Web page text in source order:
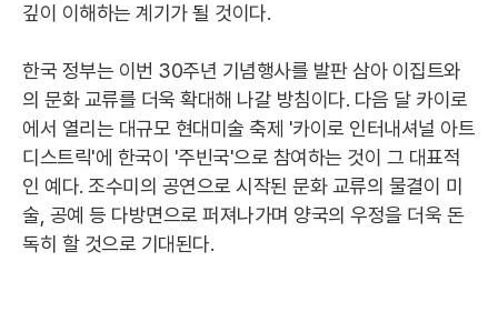
깊이 이해하는 계기가 될 것이다.
한국 정부는 이번 30주년 기념행사를 발판 삼아 이집트와
의 문화 교류를 더욱 확대해 나갈 방침이다. 다음 달 카이로
에서 열리는 대규모 현대미술 축제 '카이로 인터내셔널 아트
디스트릭'에 한국이 '주빈국'으로 참여하는 것이 그 대표적
인 예다. 조수미의 공연으로 시작된 문화 교류의 물결이 미
술, 공예 등 다방면으로 퍼져나가며 양국의 우정을 더욱 돈
독히 할 것으로 기대된다.